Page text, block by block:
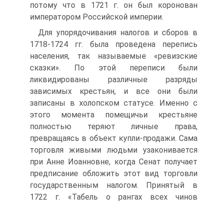
потому что в 1721 г. он был коронован
императором Российской империи.
Для упорядочивания налогов и сборов в
1718-1724 гг. была проведе­на перепись
населения, так называемые «ревизские
сказки». По этой пере­писи были
ликвидированы различные разряды
зависимых крестьян, и все они были
записаны в холопском статусе. Именно с
этого момента помещи­чьи крестьяне
полностью теряют личные права,
превращаясь в объект куп­ли-продажи. Сама
торговля живыми людьми узаконивается
при Анне Ио­анновне, когда Сенат получает
предписание обложить этот вид торговли
государственным налогом. Принятый в
1722 г. «Табель о рангах всех чи­нов